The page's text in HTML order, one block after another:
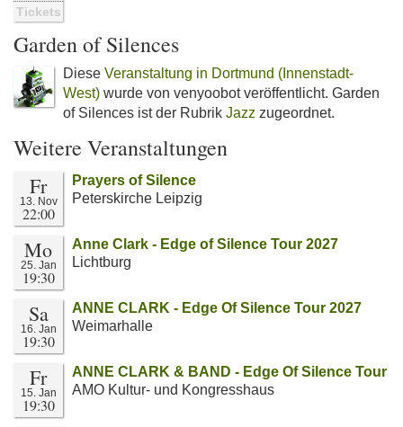
Tickets
Garden of Silences
Diese Veranstaltung in Dortmund (Innenstadt-
West) wurde von venyoobot veröffentlicht. Garden
of Silences ist der Rubrik Jazz zugeordnet.
Weitere Veranstaltungen
Fr
13. Nov
22:00
Prayers of Silence
Peterskirche Leipzig
Mo
25. Jan
19:30
Anne Clark - Edge of Silence Tour 2027
Lichtburg
Sa
16. Jan
19:30
ANNE CLARK - Edge Of Silence Tour 2027
Weimarhalle
Fr
15. Jan
19:30
ANNE CLARK & BAND - Edge Of Silence Tour
AMO Kultur- und Kongresshaus